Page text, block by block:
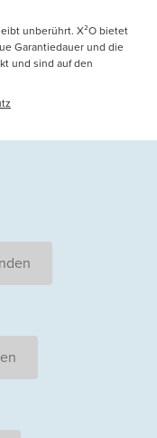
unberührt. X²O bietet
Garantiedauer und die
und sind auf den